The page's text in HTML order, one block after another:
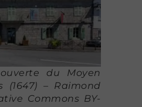
du Moyen
(1647) – Raimond
Commons BY-